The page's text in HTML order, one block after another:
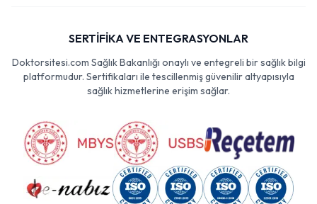
SERTİFİKA VE ENTEGRASYONLAR
Doktorsitesi.com Sağlık Bakanlığı onaylı ve entegreli bir sağlık bilgi
platformudur. Sertifikaları ile tescillenmiş güvenilir altyapısıyla
sağlık hizmetlerine erişim sağlar.